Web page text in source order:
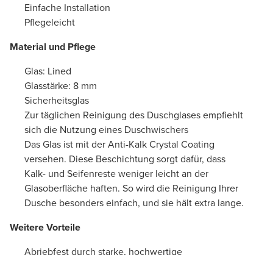
Einfache Installation
Pflegeleicht
Material und Pflege
Glas: Lined
Glasstärke: 8 mm
Sicherheitsglas
Zur täglichen Reinigung des Duschglases empfiehlt
sich die Nutzung eines Duschwischers
Das Glas ist mit der Anti-Kalk Crystal Coating
versehen. Diese Beschichtung sorgt dafür, dass
Kalk- und Seifenreste weniger leicht an der
Glasoberfläche haften. So wird die Reinigung Ihrer
Dusche besonders einfach, und sie hält extra lange.
Weitere Vorteile
Abriebfest durch starke, hochwertige